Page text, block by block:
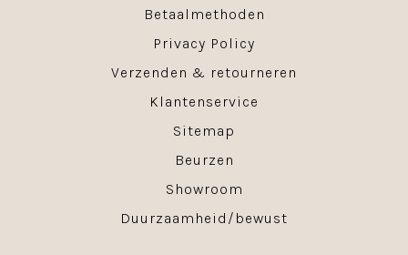
Betaalmethoden
Privacy Policy
Verzenden & retourneren
Klantenservice
Sitemap
Beurzen
Showroom
Duurzaamheid/bewust